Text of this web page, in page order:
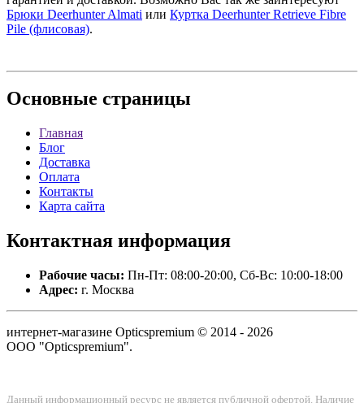
Брюки Deerhunter Almati или Куртка Deerhunter Retrieve Fibre
Pile (флисовая).
Основные страницы
Главная
Блог
Доставка
Оплата
Контакты
Карта сайта
Контактная информация
Рабочие часы: Пн-Пт: 08:00-20:00, Сб-Вс: 10:00-18:00
Адрес: г. Москва
интернет-магазине Opticspremium © 2014 - 2026
ООО "Opticspremium".
Данный информационный ресурс не является публичной офертой. Наличие